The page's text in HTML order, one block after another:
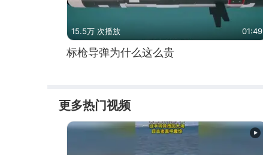
15.5万 次播放 01:49
标枪导弹为什么这么贵
更多热门视频